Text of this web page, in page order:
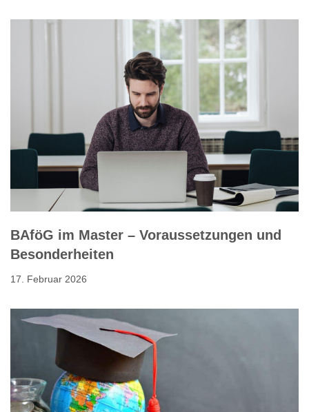
BAföG im Master – Voraussetzungen und
Besonderheiten
17. Februar 2026